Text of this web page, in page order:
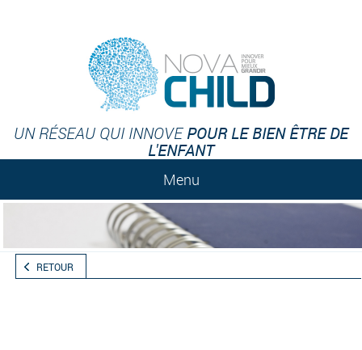
UN RÉSEAU QUI INNOVEPOUR LE BIEN ÊTRE DE
L'ENFANT
Menu
RETOUR